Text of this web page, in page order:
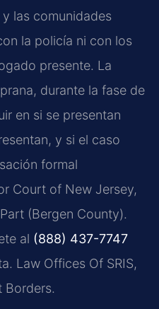
las comunidades
la policía ni con los
presente. La
durante la fase de
en si se presentan
y si el caso
formal
Court of New Jersey,
(Bergen County).
al (888) 437-7747
Law Offices Of SRIS,
Borders.